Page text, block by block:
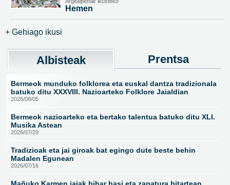
Hemen
+ Gehiago ikusi
Albisteak Prentsa
Bermeok munduko folklorea eta euskal dantza tradizionala
batuko ditu XXXVIII. Nazioarteko Folklore Jaialdian
2026/08/05
Bermeok nazioarteko eta bertako talentua batuko ditu XLI.
Musika Astean
2026/07/29
Tradizioak eta jai giroak bat egingo dute beste behin
Madalen Egunean
2026/07/16